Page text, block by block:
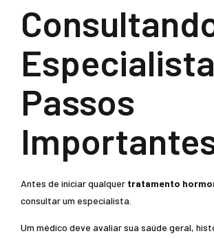
Passos
Antes de iniciar qualquer tratamento
consultar um especialista.
Um médico deve avaliar sua saúde geral,